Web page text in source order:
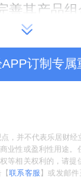
善其产品组
童颜针的
医美企业
家代理权益
品)上市
月，江苏
复
订制专属
，并不代表乐居财经
业性或盈利性用途。
等相关权利的，请提
【联系客服 】或发邮件